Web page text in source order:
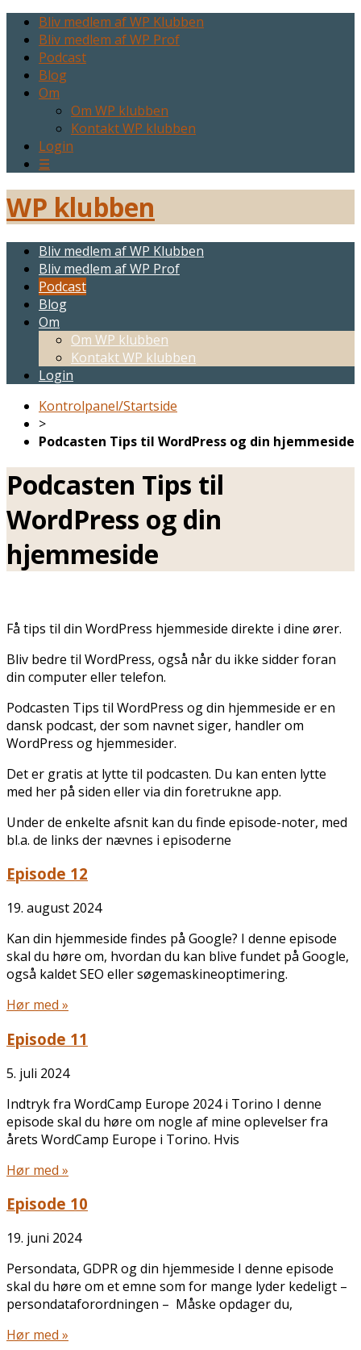
Bliv medlem af WP Klubben
Bliv medlem af WP Prof
Podcast
Blog
Om
Om WP klubben
Kontakt WP klubben
Login
☰
WP klubben
Bliv medlem af WP Klubben
Bliv medlem af WP Prof
Podcast
Blog
Om
Om WP klubben
Kontakt WP klubben
Login
Kontrolpanel/Startside
>
Podcasten Tips til WordPress og din hjemmeside
Podcasten Tips til
WordPress og din
hjemmeside
Få tips til din WordPress hjemmeside direkte i dine ører.
Bliv bedre til WordPress, også når du ikke sidder foran
din computer eller telefon.
Podcasten Tips til WordPress og din hjemmeside er en
dansk podcast, der som navnet siger, handler om
WordPress og hjemmesider.
Det er gratis at lytte til podcasten. Du kan enten lytte
med her på siden eller via din foretrukne app.
Under de enkelte afsnit kan du finde episode-noter, med
bl.a. de links der nævnes i episoderne
Episode 12
19. august 2024
Kan din hjemmeside findes på Google? I denne episode
skal du høre om, hvordan du kan blive fundet på Google,
også kaldet SEO eller søgemaskineoptimering.
Hør med »
Episode 11
5. juli 2024
Indtryk fra WordCamp Europe 2024 i Torino I denne
episode skal du høre om nogle af mine oplevelser fra
årets WordCamp Europe i Torino. Hvis
Hør med »
Episode 10
19. juni 2024
Persondata, GDPR og din hjemmeside I denne episode
skal du høre om et emne som for mange lyder kedeligt –
persondataforordningen – Måske opdager du,
Hør med »